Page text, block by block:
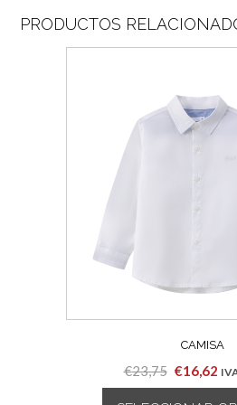
PRODUCTOS
CAMISA
€23,75 El
precio
€16,62El